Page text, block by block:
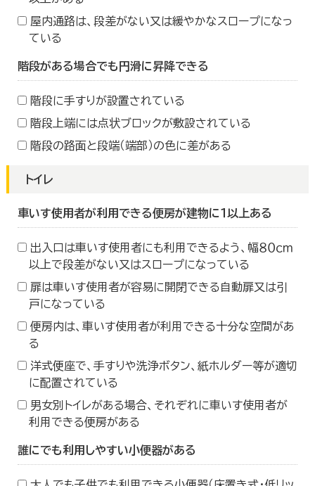
屋内通路は、段差がない又は緩やかなスロープになっ
ている
階段がある場合でも円滑に昇降できる
階段に手すりが設置されている
階段上端には点状ブロックが敷設されている
階段の路面と段端（端部）の色に差がある
トイレ
車いす使用者が利用できる便房が建物に１以上ある
出入口は車いす使用者にも利用できるよう、幅８０ｃｍ
以上で段差がない又はスロープになっている
扉は車いす使用者が容易に開閉できる自動扉又は引
戸になっている
便房内は、車いす使用者が利用できる十分な空間があ
る
洋式便座で、手すりや洗浄ボタン、紙ホルダー等が適切
に配置されている
男女別トイレがある場合、それぞれに車いす使用者が
利用できる便房がある
誰にでも利用しやすい小便器がある